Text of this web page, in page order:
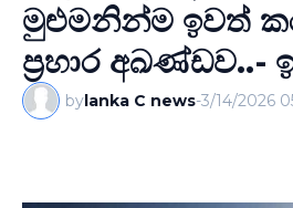
මුළුමනින්ම ඉවත්
ප්‍රහාර අඛණ්ඩව..-
bylanka C news-3/14/2026